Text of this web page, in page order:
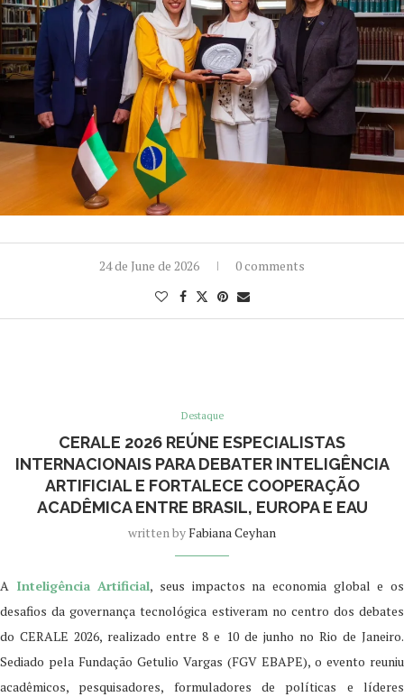
24 de June de 2026 0 comments
Destaque
CERALE 2026 REÚNE ESPECIALISTAS
INTERNACIONAIS PARA DEBATER INTELIGÊNCIA
ARTIFICIAL E FORTALECE COOPERAÇÃO
ACADÊMICA ENTRE BRASIL, EUROPA E EAU
written byFabiana Ceyhan
A Inteligência Artificial, seus impactos na economia global e os
desafios da governança tecnológica estiveram no centro dos debates
do CERALE 2026, realizado entre 8 e 10 de junho no Rio de Janeiro.
Sediado pela Fundação Getulio Vargas (FGV EBAPE), o evento reuniu
acadêmicos, pesquisadores, formuladores de políticas e líderes